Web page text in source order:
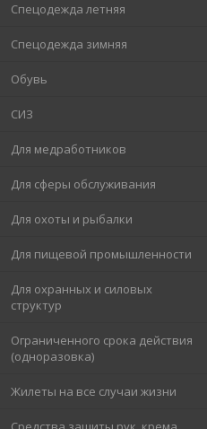
Спецодежда летняя
Спецодежда зимняя
Обувь
СИЗ
Для медработников
Для сферы обслуживания
Для охоты и рыбалки
Для пищевой промышленности
Для охранных и силовых
структур
Ограниченного срока действия
(одноразовка)
Жилеты на все случаи жизни